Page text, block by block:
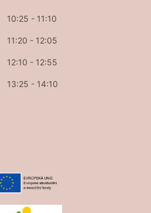
10:25 - 11:10
11:20 - 12:05
12:10 - 12:55
13:25 - 14:10